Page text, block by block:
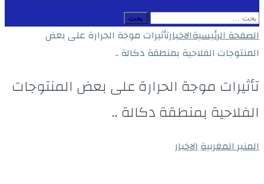
البحث
عن:
الصفحة الرئيسيةالاخبارتأثيرات موجة الحرارة على بعض
المنتوجات الفلاحية بمنطقة دكالة ..
تأثيرات موجة الحرارة على بعض المنتوجات
الفلاحية بمنطقة دكالة ..
المنبر المغربيةالاخبار